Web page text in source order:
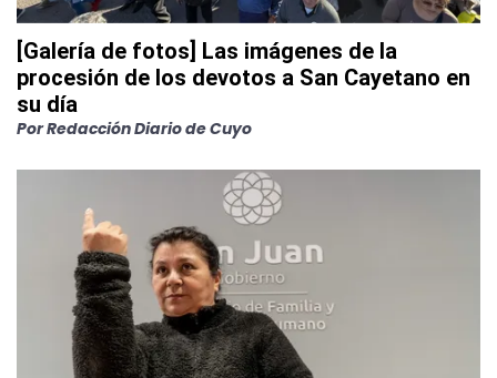
[Galería de fotos] Las imágenes de la
procesión de los devotos a San Cayetano en
su día
PorRedacción Diario de Cuyo